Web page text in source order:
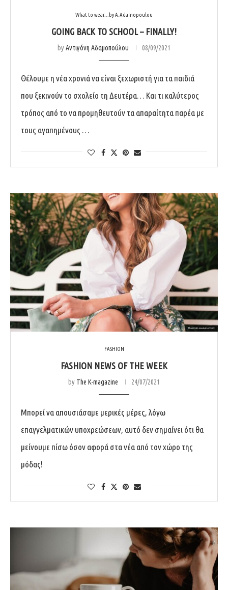
What to wear...by A.Adamopoulou
GOING BACK TO SCHOOL – FINALLY!
byΑντιγόνη Αδαμοπούλου 08/09/2021
Θέλουμε η νέα χρονιά να είναι ξεχωριστή για τα παιδιά
που ξεκινούν το σχολείο τη Δευτέρα… Και τι καλύτερος
τρόπος από το να προμηθευτούν τα απαραίτητα παρέα με
τους αγαπημένους …
FASHION
FASHION NEWS OF THE WEEK
by The K-magazine 24/07/2021
Μπορεί να απουσιάσαμε μερικές μέρες, λόγω
επαγγελματικών υποχρεώσεων, αυτό δεν σημαίνει ότι θα
μείνουμε πίσω όσον αφορά στα νέα από τον χώρο της
μόδας!